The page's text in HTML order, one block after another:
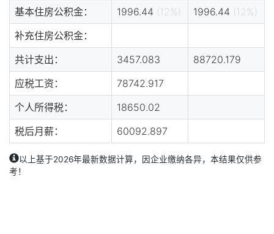
基本住房公积金：
1996.44 (12%) 1996.44 (12%)
补充住房公积金：
共计支出：
3457.083
88720.179
应税工资：
78742.917
个人所得税：
18650.02
税后月薪：
60092.897
以上基于2026年最新数据计算，因企业缴纳各异，本结果仅供参
考！